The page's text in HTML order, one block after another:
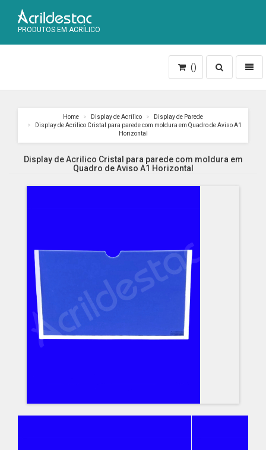
PRODUTOS EM ACRÍLICO
Toggle
search
()
Home Display de Acrílico
Display de Parede
Display de Acrilico Cristal para parede com moldura em Quadro de Aviso A1
Horizontal
Display de Acrilico Cristal para parede com moldura em
Quadro de Aviso A1 Horizontal